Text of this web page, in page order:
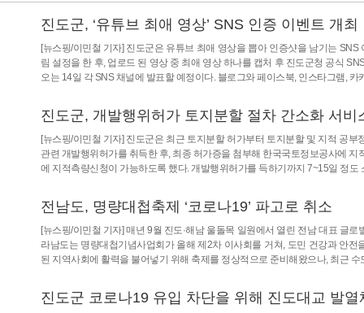
진도군, ‘유튜브 최애 영상’ SNS 인증 이벤트 개최
[뉴스핑/이민철 기자] 진도군은 유튜브 최애 영상을 뽑아 인증샷을 남기는
림 설정을 한 후, 업로드 된 영상 중 최애 영상 하나를 캡처 후 진도군청 공식
오는 14일 각 SNS 채널에 발표할 예정이다. 블로그와 페이스북, 인스타그램,
진도군, 개발행위허가 토지분할 절차 간소화 서비
[뉴스핑/이민철 기자] 진도군은 최근 토지분할 허가부터 토지분할 및 지적 공
관련 개발행위허가를 취득한 후, 최종 허가증을 첨부해 한국국토정보공사에
에 지적측량신청이 가능하도록 했다. 개발행위허가를 득하기까지 7~15일 정
전남도, 명량대첩축제 ‘코로나19’ 파고로 취소
[뉴스핑/이민철 기자] 매년 9월 진도·해남 울돌목 일원에서 열린 전남 대표 글
라남도는 명량대첩기념사업회가 올해 제2차 이사회를 거쳐, 도민 건강과 안
된 지역사회에 활력을 불어넣기 위해 축제를 정상적으로 준비해왔으나, 최근
진도군 코로나19 유입 차단을 위해 진도대교 발